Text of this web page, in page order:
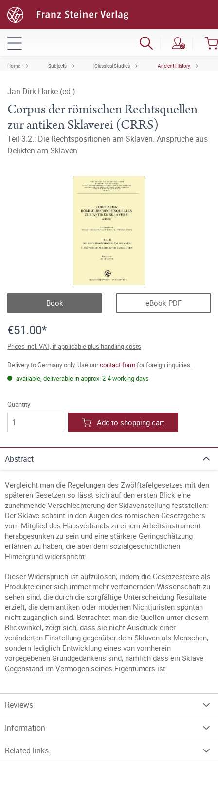
Home Subjects Classical Studies Ancient History
Jan Dirk Harke (ed.)
Corpus der römischen Rechtsquellen
zur antiken Sklaverei (CRRS)
Teil 3.2.: Die Rechtspositionen am Sklaven. Ansprüche aus
Delikten am Sklaven
Book eBook PDF
€51.00*
Prices incl. VAT, if applicable plus handling costs
Delivery to Germany only. Use ourcontact formfor foreign inquiries.
available, deliverable in approx. 2-4 working days
Quantity:
Add to shopping cart
Abstract
Vergleicht man die Regelungen des Zwölftafelgesetzes mit den
späteren Gesetzen so lässt sich auf den ersten Blick eine
zunehmende Verschlechterung der Sklavenstellung feststellen:
Der Sklave scheint in den Augen des römischen Gesetzgebers
vom Mitglied des Hausverbands zu einem Arbeitsinstrument
herabgesunken zu sein und eine stärkere Geringschätzung
erfahren zu haben, die aber dem sozialgeschichtlichen
Hintergrund widerspricht.
Dieser Widerspruch ist aufzulösen, indem die Gesetzestexte als
Produkte einer sich immer mehr verfeinernden Wissenschaft zu
sehen sind, die durch die sorgfältige Unterscheidung Resultate
erzielt, die dem antiken oder modernen Nichtjuristen spontan
nicht zugänglich sind. Betrachtet man die Quellen unter diesem
Blickwinkel, zeigt sich, dass sie nicht Ausdruck einer
veränderten Einstellung gegenüber dem Sklaven als Menschen,
sondern lediglich Entwicklung eines von vornherein
vorgegebenen Grundgedankens sind, nämlich dass ein Sklave
Gegenstand im Vermögen seines Eigentümers ist.
Reviews
Information
Related links